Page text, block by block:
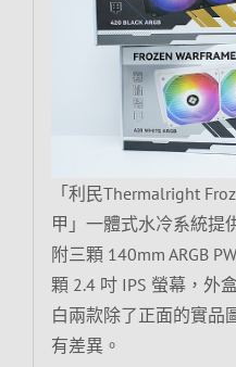
「利民Thermalright
甲」一體式水冷系統提
附三顆 140mm ARGB
顆 2.4 吋 IPS 螢幕，外
白兩款除了正面的實品
有差異。